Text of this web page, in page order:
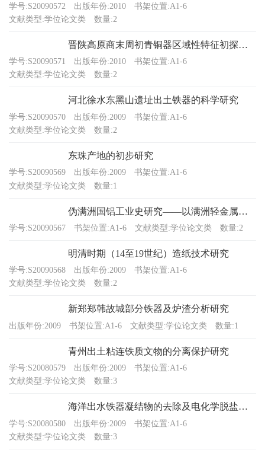
学号:S20090572 出版年份:2010
书架位置:A1-6
文献类型:学位论文类
数量:2
晋陕高原商末周初青铜器区域性特征初探——以山西吕梁地区出土青铜器为例
学号:S20090571 出版年份:2010
书架位置:A1-6
文献类型:学位论文类
数量:2
河北徐水东黑山遗址出土铁器的科学研究
学号:S20090570 出版年份:2009
书架位置:A1-6
文献类型:学位论文类
数量:2
东珠产地的初步研究
学号:S20090569 出版年份:2009
书架位置:A1-6
文献类型:学位论文类
数量:1
伪满洲国铝工业史研究——以满洲轻金属制造株式会社为例
学号:S20090567 书架位置:A1-6 文献类型:学位论文类 数量:2
明清时期（14至19世纪）造纸技术研究
学号:S20090568 出版年份:2009
书架位置:A1-6
文献类型:学位论文类
数量:2
新郑郑韩故城部分铁器及炉渣分析研究
出版年份:2009 书架位置:A1-6 文献类型:学位论文类 数量:1
青州出土粘连铁质文物的分离保护研究
学号:S20080579 出版年份:2009
书架位置:A1-6
文献类型:学位论文类
数量:3
海洋出水铁器凝结物的去除及电化学脱盐研究
学号:S20080580 出版年份:2009
书架位置:A1-6
文献类型:学位论文类
数量:3